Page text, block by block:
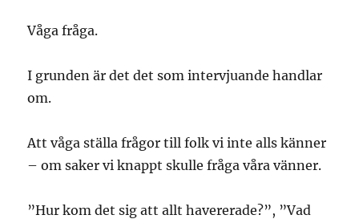
Våga fråga.
I grunden är det det som intervjuande handlar
om.
Att våga ställa frågor till folk vi inte alls känner
– om saker vi knappt skulle fråga våra vänner.
”Hur kom det sig att allt havererade?”, ”Vad